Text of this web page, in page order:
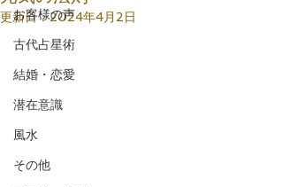
お客様の声
古代占星術
結婚・恋愛
潜在意識
風水
その他
更新日：2024年4月2日